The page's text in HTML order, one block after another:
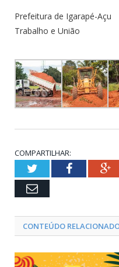
Prefeitura de Igarapé-Açu
Trabalho e União
COMPARTILHAR:
TwitterFacebook
Email
CONTEÚDO